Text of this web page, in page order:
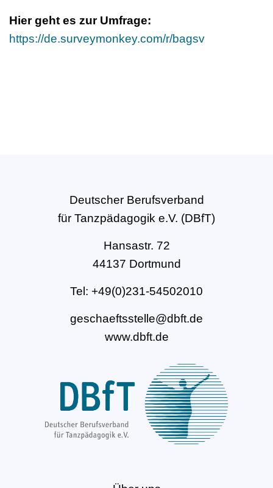
Hier geht es zur Umfrage:
https://de.surveymonkey.com/r/bagsv
Deutscher Berufsverband
für Tanzpädagogik e.V. (DBfT)
Hansastr. 72
44137 Dortmund
Tel: +49(0)231-54502010
geschaeftsstelle@dbft.de
www.dbft.de